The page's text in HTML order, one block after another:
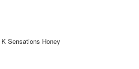
Sensations Honey